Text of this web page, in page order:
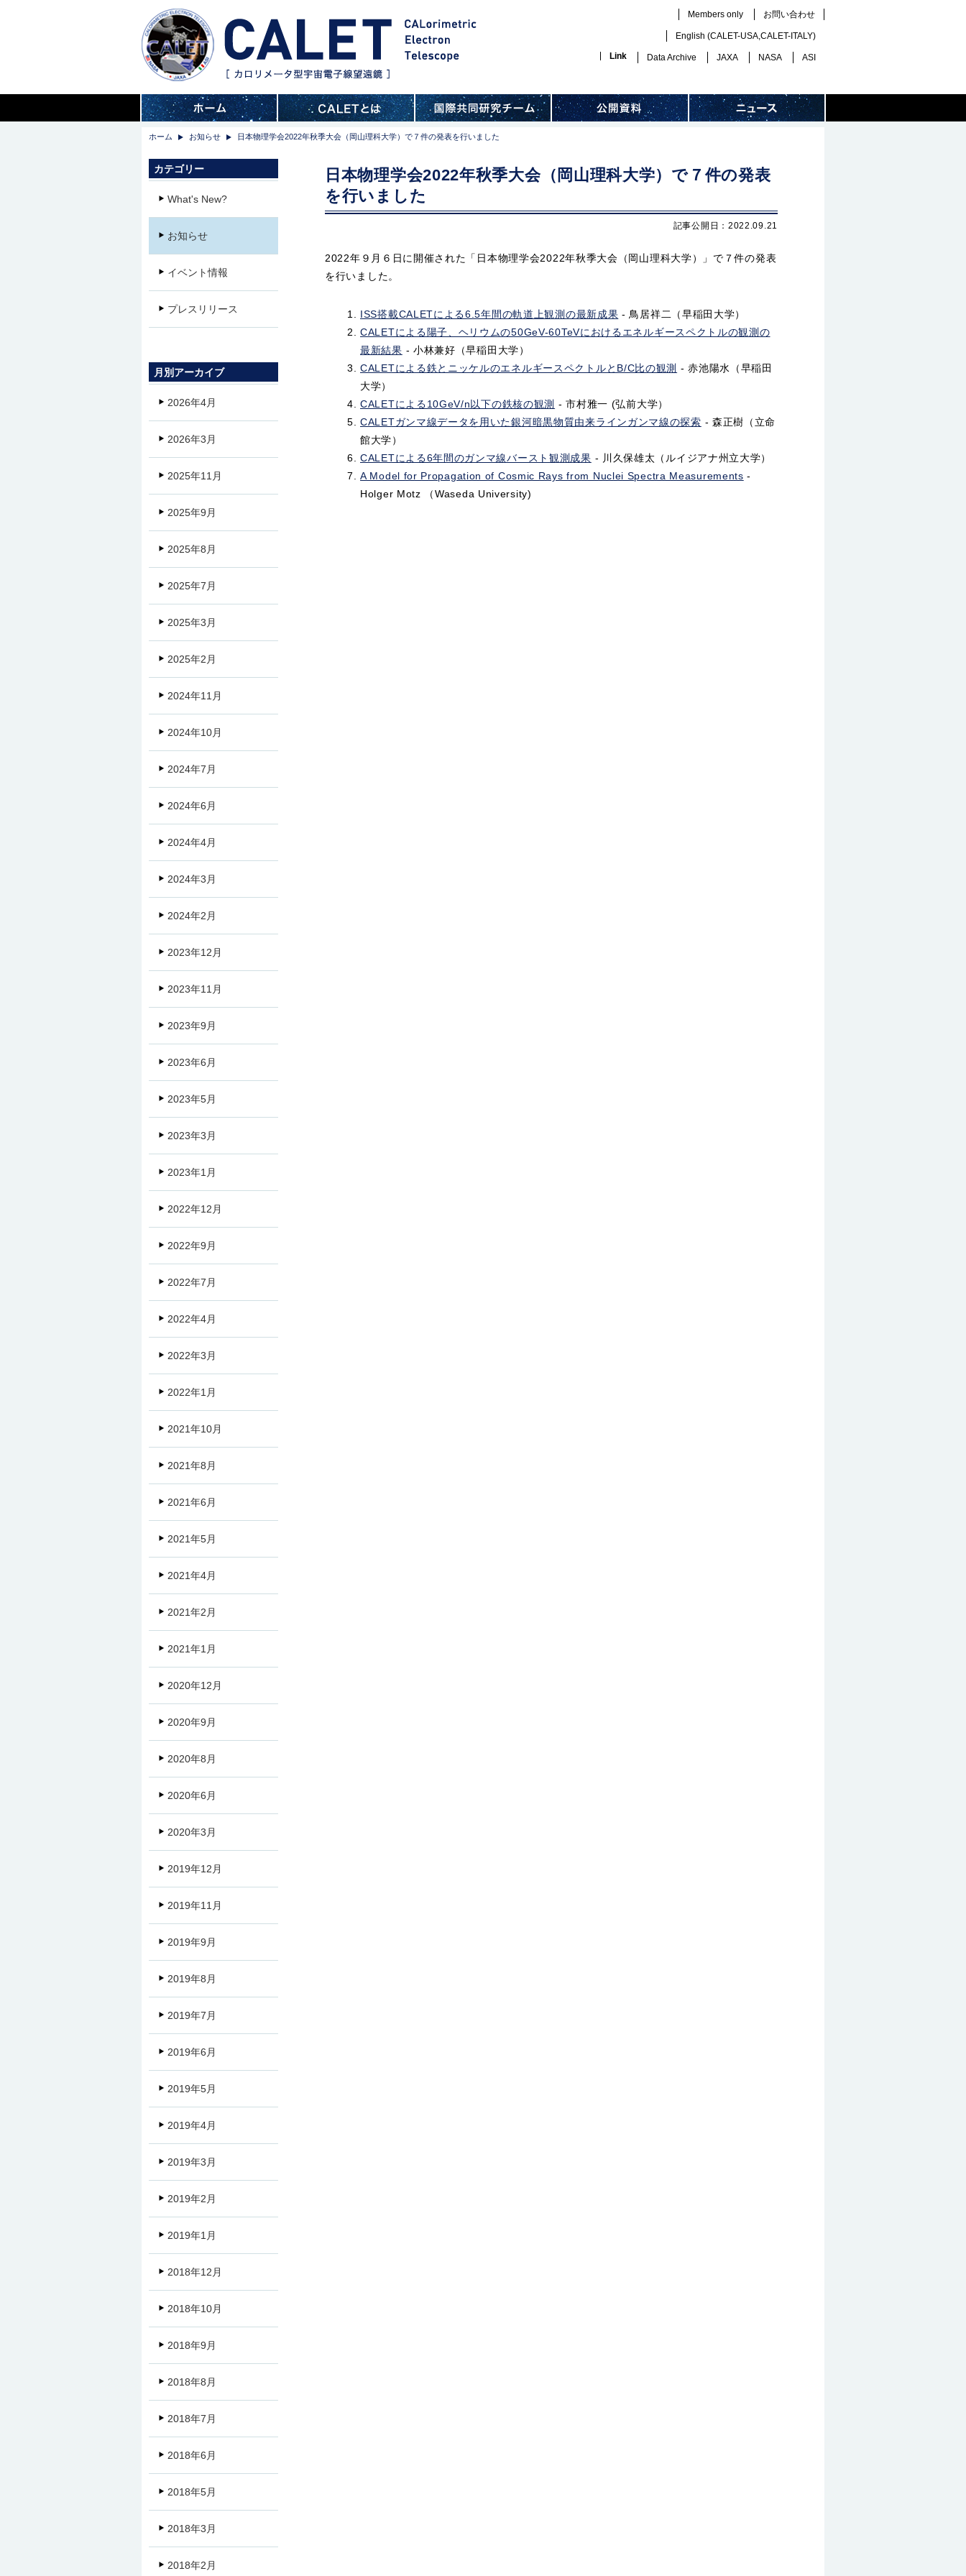
Members only お問い合わせ
English (CALET-USA,CALET-ITALY)
Link
Data Archive JAXA NASA ASI
ホーム お知らせ 日本物理学会2022年秋季大会（岡山理科大学）で７件の発表を行いました
日本物理学会2022年秋季大会（岡山理科大学）で７件の発表
を行いました
記事公開日：2022.09.21
2022年９月６日に開催された「日本物理学会2022年秋季大会（岡山理科大学）」で７件の発表
を行いました。
ISS搭載CALETによる6.5年間の軌道上観測の最新成果 - 鳥居祥二（早稲田大学）
CALETによる陽子、ヘリウムの50GeV-60TeVにおけるエネルギースペクトルの観測の
最新結果 - 小林兼好（早稲田大学）
CALETによる鉄とニッケルのエネルギースペクトルとB/C比の観測 - 赤池陽水（早稲田
大学）
CALETによる10GeV/n以下の鉄核の観測 - 市村雅一 (弘前大学）
CALETガンマ線データを用いた銀河暗黒物質由来ラインガンマ線の探索 - 森正樹（立命
館大学）
CALETによる6年間のガンマ線バースト観測成果 - 川久保雄太（ルイジアナ州立大学）
A Model for Propagation of Cosmic Rays from Nuclei Spectra Measurements -
Holger Motz （Waseda University)
カテゴリー
What's New?
お知らせ
イベント情報
プレスリリース
月別アーカイブ
2026年4月
2026年3月
2025年11月
2025年9月
2025年8月
2025年7月
2025年3月
2025年2月
2024年11月
2024年10月
2024年7月
2024年6月
2024年4月
2024年3月
2024年2月
2023年12月
2023年11月
2023年9月
2023年6月
2023年5月
2023年3月
2023年1月
2022年12月
2022年9月
2022年7月
2022年4月
2022年3月
2022年1月
2021年10月
2021年8月
2021年6月
2021年5月
2021年4月
2021年2月
2021年1月
2020年12月
2020年9月
2020年8月
2020年6月
2020年3月
2019年12月
2019年11月
2019年9月
2019年8月
2019年7月
2019年6月
2019年5月
2019年4月
2019年3月
2019年2月
2019年1月
2018年12月
2018年10月
2018年9月
2018年8月
2018年7月
2018年6月
2018年5月
2018年3月
2018年2月